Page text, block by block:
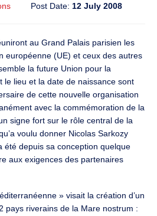
Post Date: 12 July 2008
au Grand Palais parisien les
européenne (UE) et ceux des autres
la future Union pour la
le lieu et la date de naissance sont
de cette nouvelle organisation
avec la commémoration de la
signe fort sur le rôle central de la
voulu donner Nicolas Sarkozy
été depuis sa conception quelque
aux exigences des partenaires
» visait la création d’un
pays riverains de la Mare nostrum :